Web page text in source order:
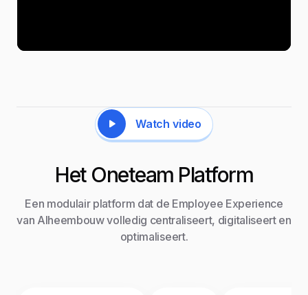
Watch video
Het Oneteam Platform
Een modulair platform dat de Employee Experience
van Alheembouw volledig centraliseert, digitaliseert en
optimaliseert.